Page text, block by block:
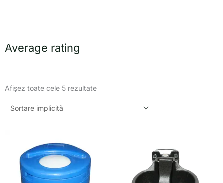
Average rating
Afișez toate cele 5 rezultate